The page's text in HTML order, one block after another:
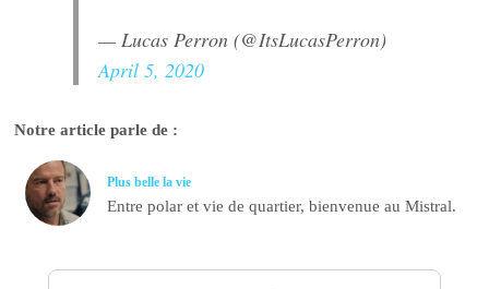
— Lucas Perron (@ItsLucasPerron)
April 5, 2020
Notre article parle de :
Plus belle la vie
Entre polar et vie de quartier, bienvenue au Mistral.